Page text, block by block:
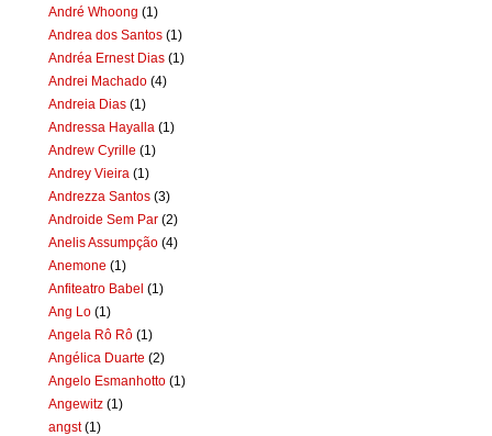
André Whoong (1)
Andrea dos Santos (1)
Andréa Ernest Dias (1)
Andrei Machado (4)
Andreia Dias (1)
Andressa Hayalla (1)
Andrew Cyrille (1)
Andrey Vieira (1)
Andrezza Santos (3)
Androide Sem Par (2)
Anelis Assumpção (4)
Anemone (1)
Anfiteatro Babel (1)
Ang Lo (1)
Angela Rô Rô (1)
Angélica Duarte (2)
Angelo Esmanhotto (1)
Angewitz (1)
angst (1)